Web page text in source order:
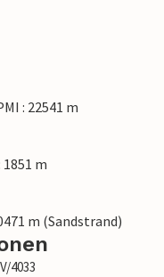
: 22541 m
m
m (Sandstrand)
4033